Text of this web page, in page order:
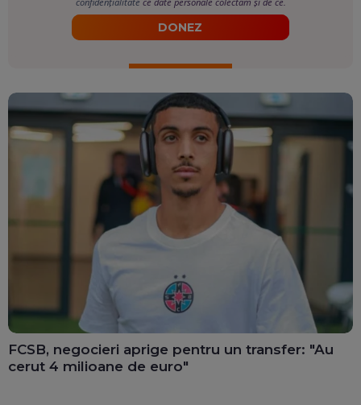
DONEZ
FCSB, negocieri aprige pentru un transfer: "Au
cerut 4 milioane de euro"